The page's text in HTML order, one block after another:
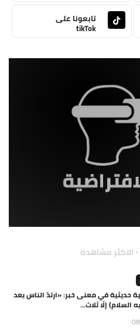
تابعونا على
tikTok
الاكثر مشاهدة
حديثية في معنى خبر: «ارتدّ الناس بعد
السلام) إلّا ثلاث...